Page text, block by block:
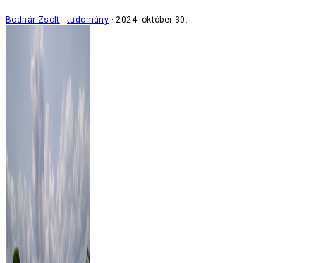
Bodnár Zsolt tudomány 2024. október 30.